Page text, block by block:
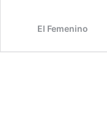
El Femenino